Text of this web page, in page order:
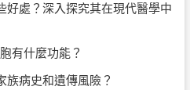
好處？深入探究其在現代醫學中
有什麼功能？
族病史和遺傳風險？